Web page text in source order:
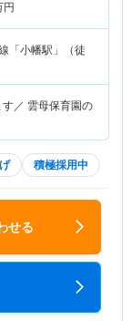
円
「小幡駅」（徒
園の
積極採用中
せる